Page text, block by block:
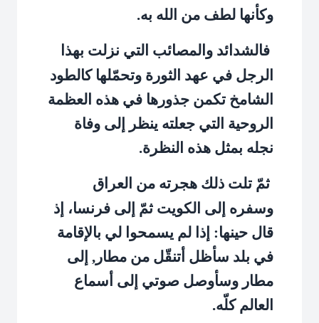
وكأنها لطف من الله به.
فالشدائد والمصائب التي نزلت بهذا
الرجل في عهد الثورة وتحمّلها كالطود
الشامخ تكمن جذورها في هذه العظمة
الروحية التي جعلته ينظر إلى وفاة
نجله بمثل هذه النظرة.
ثمّ تلت ذلك هجرته من العراق
وسفره إلى الكويت ثمّ إلى فرنسا، إذ
قال حينها: إذا لم يسمحوا لي بالإقامة
في بلد سأظل أتنقّل من مطار, إلى
مطار وسأوصل صوتي إلى أسماع
العالم كلّه.